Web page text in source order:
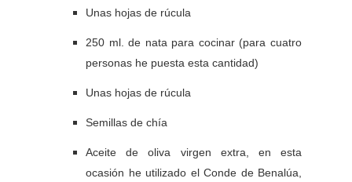
Unas hojas de rúcula
250 ml. de nata para cocinar (para cuatro
personas he puesta esta cantidad)
Unas hojas de rúcula
Semillas de chía
Aceite de oliva virgen extra, en esta
ocasión he utilizado el Conde de Benalúa,